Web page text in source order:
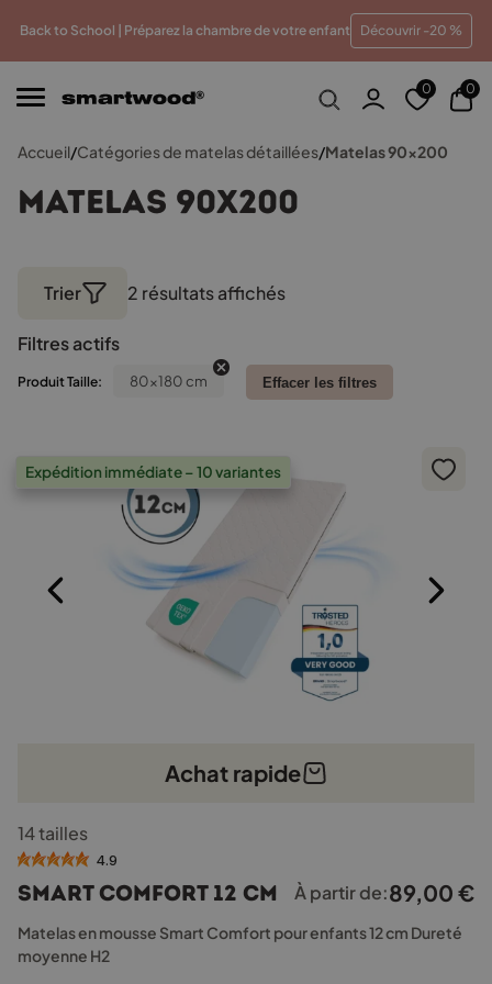
Back to School | Préparez la chambre de votre enfant Découvrir -20 %
meilleur prix Paiements en plusieurs fois sans frais
0 0
Accueil/Catégories de matelas détaillées/Matelas 90x200
Matelas 90x200
Trier 2 résultats affichés
Filtres actifs
Produit Taille: 80x180 cm Effacer les filtres
Expédition immédiate – 10 variantes
Achat rapide
produit
a
plusieurs
variations.
Les
options
14 tailles
4.9
Smart Comfort 12 cm À partir de:89,00 €
Matelas en mousse Smart Comfort pour enfants 12 cm Dureté
moyenne H2